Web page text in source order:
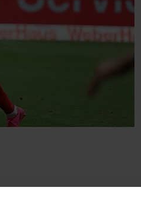
Ritsu Doan, Roland Sallai,